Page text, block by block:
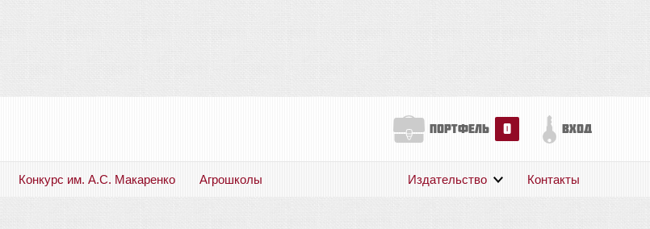
портфель 0 вход
Конкурс им. А.С. Макаренко Агрошколы Издательство Контакты